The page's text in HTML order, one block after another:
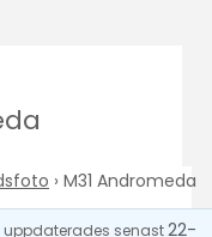
› M31 Andromeda
uppdaterades senast22-